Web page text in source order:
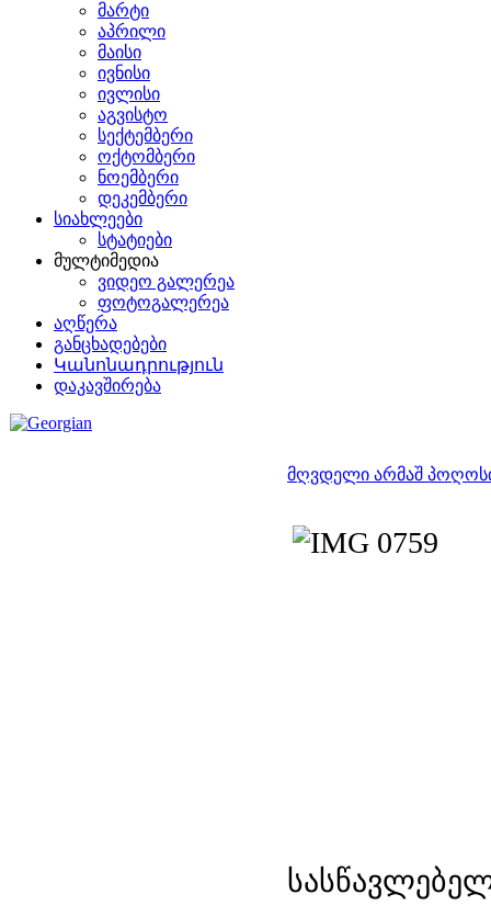
მარტი
აპრილი
მაისი
ივნისი
ივლისი
აგვისტო
სექტემბერი
ოქტომბერი
ნოემბერი
დეკემბერი
სიახლეები
სტატიები
მულტიმედია
ვიდეო გალერეა
ფოტოგალერეა
აღწერა
განცხადებები
Կանոնադրություն
დაკავშირება
მღვდელი არმაშ